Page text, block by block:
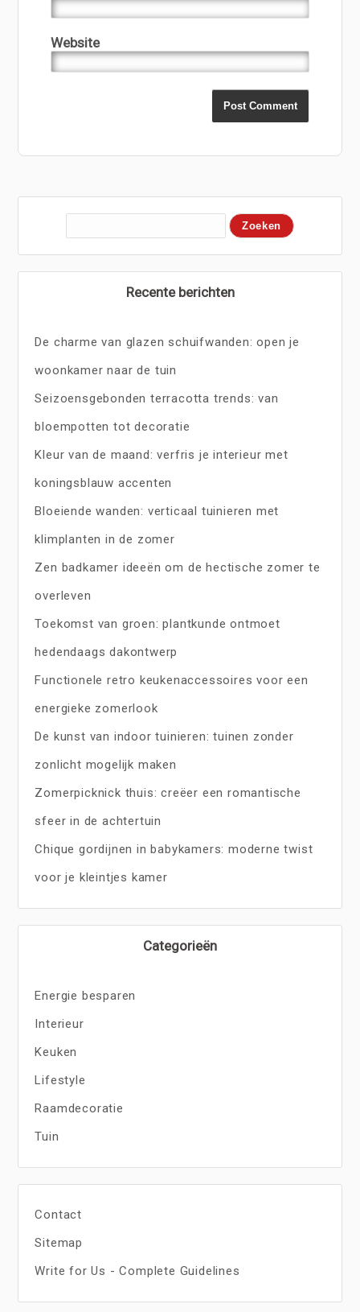
Website
Recente berichten
De charme van glazen schuifwanden: open je
woonkamer naar de tuin
Seizoensgebonden terracotta trends: van
bloempotten tot decoratie
Kleur van de maand: verfris je interieur met
koningsblauw accenten
Bloeiende wanden: verticaal tuinieren met
klimplanten in de zomer
Zen badkamer ideeën om de hectische zomer te
overleven
Toekomst van groen: plantkunde ontmoet
hedendaags dakontwerp
Functionele retro keukenaccessoires voor een
energieke zomerlook
De kunst van indoor tuinieren: tuinen zonder
zonlicht mogelijk maken
Zomerpicknick thuis: creëer een romantische
sfeer in de achtertuin
Chique gordijnen in babykamers: moderne twist
voor je kleintjes kamer
Categorieën
Energie besparen
Interieur
Keuken
Lifestyle
Raamdecoratie
Tuin
Contact
Sitemap
Write for Us - Complete Guidelines